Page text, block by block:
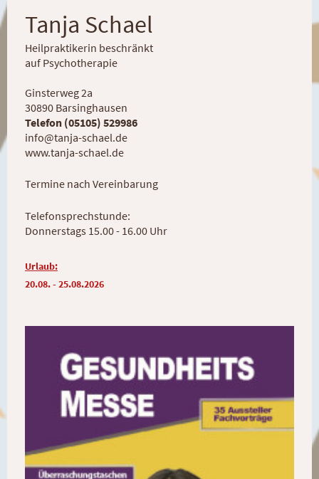
Tanja Schael
Heilpraktikerin beschränkt
auf Psychotherapie
Ginsterweg 2a
30890 Barsinghausen
Telefon (05105) 529986
info@tanja-schael.de
www.tanja-schael.de
Termine nach Vereinbarung
Telefonsprechstunde:
Donnerstags 15.00 - 16.00 Uhr
Urlaub:
20.08. - 25.08.2026